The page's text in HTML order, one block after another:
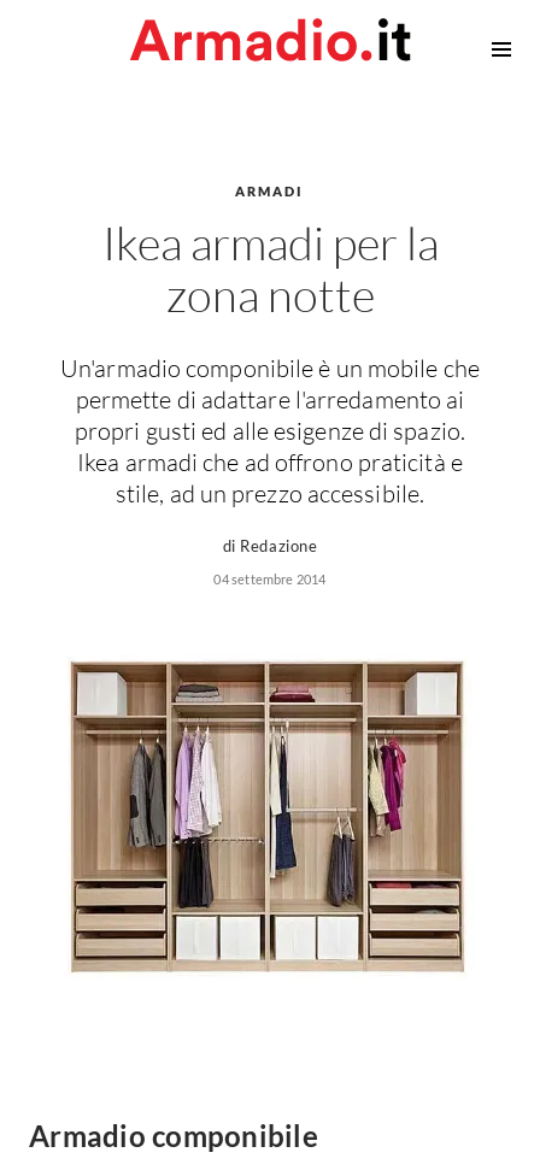
Cabina armadio
Accessori Armadi
ARMADI
Ikea armadi per la
zona notte
Un'armadio componibile è un mobile che
permette di adattare l'arredamento ai
propri gusti ed alle esigenze di spazio.
Ikea armadi che ad offrono praticità e
stile, ad un prezzo accessibile.
di Redazione
04 settembre 2014
Armadio componibile